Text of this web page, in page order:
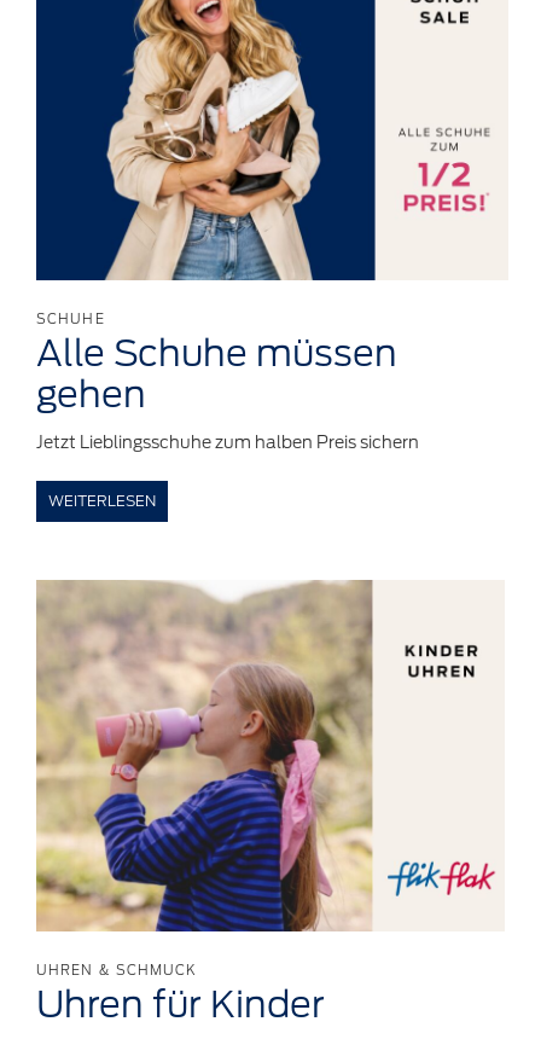
SCHUHE
Alle Schuhe müssen
gehen
Jetzt Lieblingsschuhe zum halben Preis sichern
WEITERLESEN
UHREN & SCHMUCK
Uhren für Kinder